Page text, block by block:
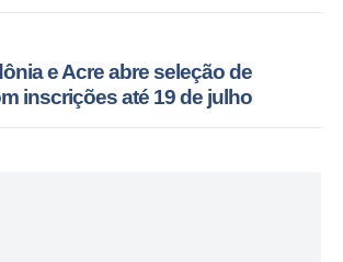
e Acre abre seleção de
inscrições até 19 de julho